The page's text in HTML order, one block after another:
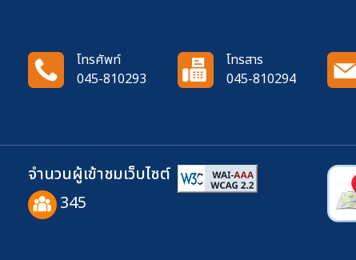
โทรศัพท์
045-810293
โทรสาร
045-810294
จำนวนผู้เข้าชมเว็บไซต์
345